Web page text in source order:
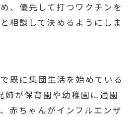
、優先して打つワクチンを
相談して決めるようにしま
既に集団生活を始めている
姉が保育園や幼稚園に通園
赤ちゃんがインフルエンザ